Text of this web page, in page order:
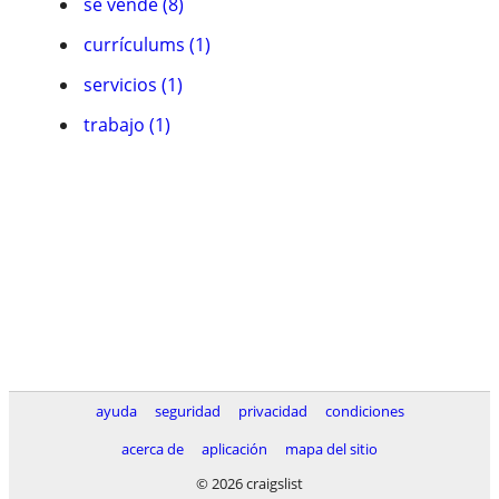
currículums (1)
servicios (1)
trabajo (1)
ayuda seguridad privacidad
condiciones
acerca de
aplicación
mapa del sitio
© 2026 craigslist